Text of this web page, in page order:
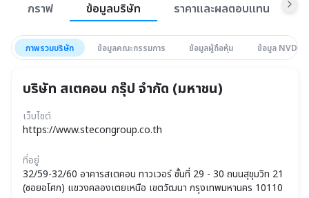
กราฟ
ข้อมูลบริษัท ราคาและผลตอบแทน
ภาพรวมบริษัท ข้อมูลคณะกรรมการ ข้อมูลผู้ถือหุ้น ข้อมูล NVDR
บริษัท สเตคอน กรุ๊ป จำกัด (มหาชน)
เว็บไซต์
https://www.stecongroup.co.th
ที่อยู่
32/59-32/60 อาคารสเตคอน ทาวเวอร์ ชั้นที่ 29 - 30 ถนนสุขุมวิท 21
(ซอยอโศก) แขวงคลองเตยเหนือ เขตวัฒนา กรุงเทพมหานคร 10110